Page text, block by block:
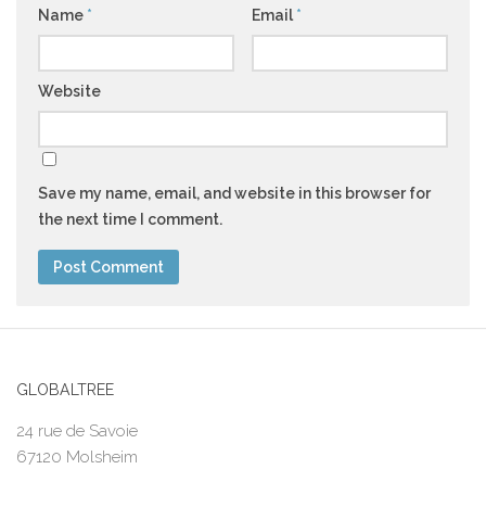
Name * Email *
Website
Save my name, email, and website in this browser for
the next time I comment.
GLOBALTREE
24 rue de Savoie
67120 Molsheim